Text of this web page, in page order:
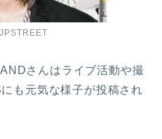
さんはライブ活動や撮
も元気な様子が投稿され